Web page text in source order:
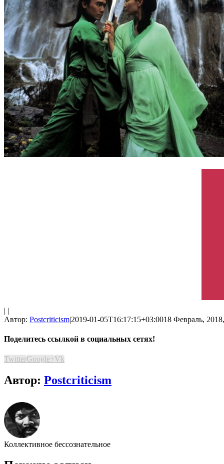
| |
Автор: Postcriticism|2019-01-05T16:17:15+03:0018 Февраль,
Поделитесь ссылкой в социальных сетях!
TwitterGoogle+Vk
Автор: Postcriticism
Коллективное бессознательное